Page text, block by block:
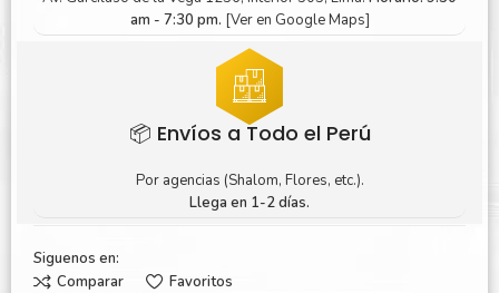
am - 7:30 pm. [Ver en Google Maps]
📦 Envíos a Todo el Perú
Por agencias (Shalom, Flores, etc.).
Llega en 1-2 días.
Siguenos en:
Comparar
Favoritos